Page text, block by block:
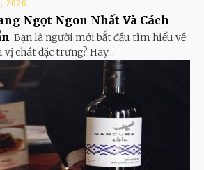
2026
Ngọt Ngon Nhất Và Cách
Bạn là người mới bắt đầu tìm hiểu về
chát đặc trưng? Hay...